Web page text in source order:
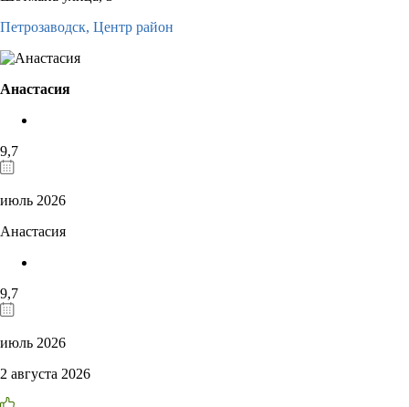
Петрозаводск, Центр район
Анастасия
9,7
июль 2026
Анастасия
9,7
июль 2026
2 августа 2026